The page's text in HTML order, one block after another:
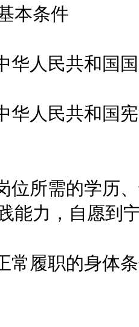
条件
人民共和国国
人民共和国宪
所需的学历、
能力，自愿到
履职的身体条